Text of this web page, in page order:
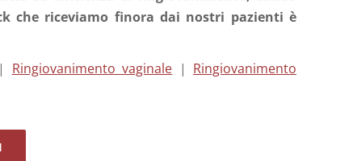
che riceviamo finora dai nostri pazienti è
| Ringiovanimento vaginale | Ringiovanimento